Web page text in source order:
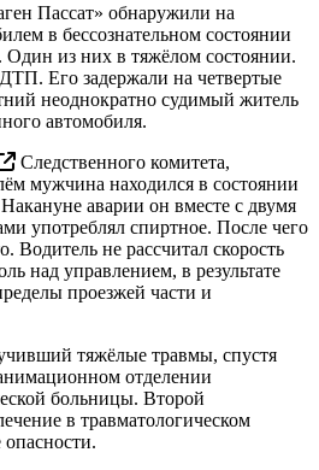
Пассат» обнаружили на
в бессознательном состоянии
из них в тяжёлом состоянии.
Его задержали на четвертые
неоднократно судимый житель
автомобиля.
Следственного комитета,
мужчина находился в состоянии
аварии он вместе с двумя
употреблял спиртное. После чего
Водитель не рассчитал скорость
над управлением, в результате
проезжей части и
тяжёлые травмы, спустя
отделении
больницы. Второй
в травматологическом